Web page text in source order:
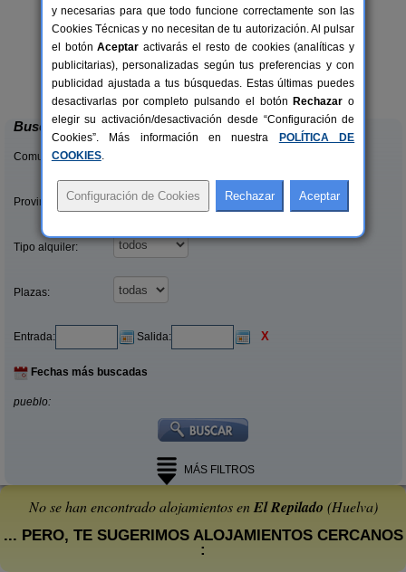
4+1 pers.
desde37 €
Casa Mirador Los Bravos
Aroche (Huelva)
Buscar
Comunidades:
Provincias/Islas:
Tipo alquiler:
Plazas:
Entrada: Salida: X
Fechas más buscadas
pueblo:
MÁS FILTROS
No se han encontrado alojamientos enEl Repilado (Huelva)
... PERO, TE SUGERIMOS ALOJAMIENTOS CERCANOS
:
y necesarias para que todo funcione correctamente son las
Cookies Técnicas y no necesitan de tu autorización. Al pulsar
el botónAceptar activarás el resto de cookies (analíticas y
publicitarias), personalizadas según tus preferencias y con
publicidad ajustada a tus búsquedas. Estas últimas puedes
desactivarlas por completo pulsando el botón Rechazar o
elegir su activación/desactivación desde “Configuración de
Cookies”. Más información en nuestra
POLÍTICA DE
COOKIES.